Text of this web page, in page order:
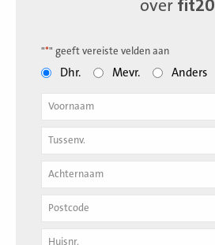
over fit20
"*" geeft vereiste velden aan
Dhr. Mevr. Anders